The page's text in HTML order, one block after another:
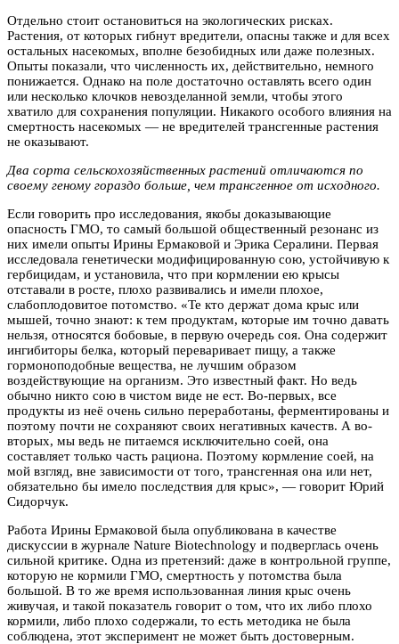
Отдельно стоит остановиться на экологических рисках.
Растения, от которых гибнут вредители, опасны также и для всех
остальных насекомых, вполне безобидных или даже полезных.
Опыты показали, что численность их, действительно, немного
понижается. Однако на поле достаточно оставлять всего один
или несколько клочков невозделанной земли, чтобы этого
хватило для сохранения популяции. Никакого особого влияния на
смертность насекомых — не вредителей трансгенные растения
не оказывают.
Два сорта сельскохозяйственных растений отличаются по
своему геному гораздо больше, чем трансгенное от исходного.
Если говорить про исследования, якобы доказывающие
опасность ГМО, то самый большой общественный резонанс из
них имели опыты Ирины Ермаковой и Эрика Сералини. Первая
исследовала генетически модифицированную сою, устойчивую к
гербицидам, и установила, что при кормлении ею крысы
отставали в росте, плохо развивались и имели плохое,
слабоплодовитое потомство. «Те кто держат дома крыс или
мышей, точно знают: к тем продуктам, которые им точно давать
нельзя, относятся бобовые, в первую очередь соя. Она содержит
ингибиторы белка, который переваривает пищу, а также
гормоноподобные вещества, не лучшим образом
воздействующие на организм. Это известный факт. Но ведь
обычно никто сою в чистом виде не ест. Во-первых, все
продукты из неё очень сильно переработаны, ферментированы и
поэтому почти не сохраняют своих негативных качеств. А во-
вторых, мы ведь не питаемся исключительно соей, она
составляет только часть рациона. Поэтому кормление соей, на
мой взгляд, вне зависимости от того, трансгенная она или нет,
обязательно бы имело последствия для крыс», — говорит Юрий
Сидорчук.
Работа Ирины Ермаковой была опубликована в качестве
дискуссии в журнале Nature Biotechnology и подверглась очень
сильной критике. Одна из претензий: даже в контрольной группе,
которую не кормили ГМО, смертность у потомства была
большой. В то же время использованная линия крыс очень
живучая, и такой показатель говорит о том, что их либо плохо
кормили, либо плохо содержали, то есть методика не была
соблюдена, этот эксперимент не может быть достоверным.